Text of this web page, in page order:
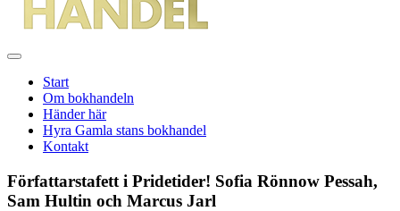
Meny
Start
Om bokhandeln
Händer här
Hyra Gamla stans bokhandel
Kontakt
Författarstafett i Pridetider! Sofia Rönnow Pessah,
Sam Hultin och Marcus Jarl